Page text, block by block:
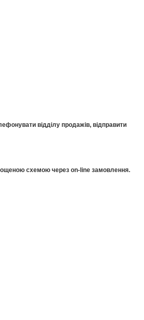
відділу продажів, відправити
схемою через on-line замовлення.